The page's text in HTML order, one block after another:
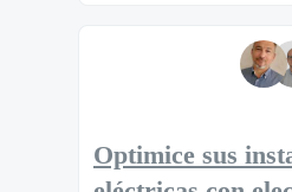
Optimice sus